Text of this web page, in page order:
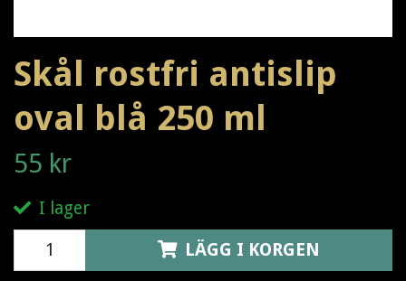
Skål rostfri antislip
oval blå 250 ml
55 kr
I lager
LÄGG I KORGEN